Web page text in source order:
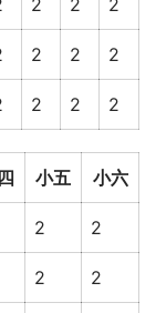
2 2 2
2 2 2
小五 小六
2 2
2 2